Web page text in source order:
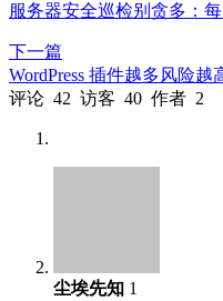
服务器安全巡检别贪多：
下一篇
WordPress 插件越多风险
评论 42 访客 40 作者 2
尘埃先知 1